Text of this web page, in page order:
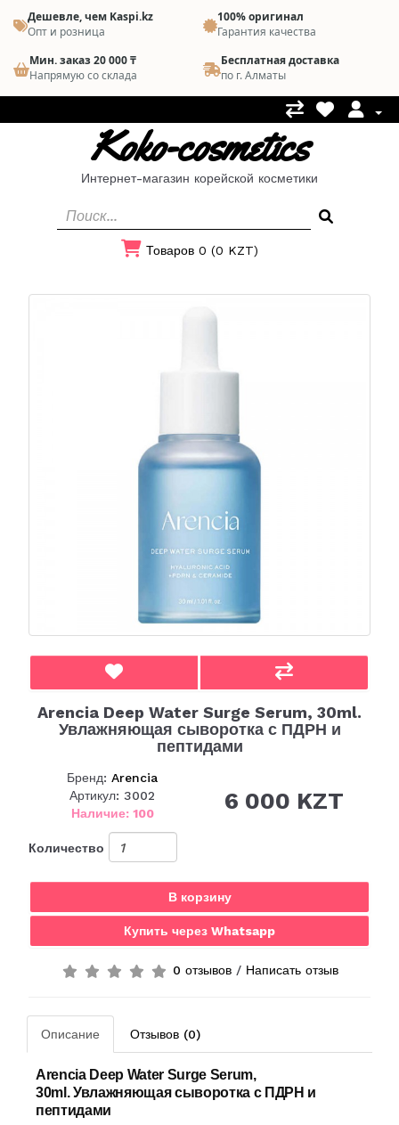
Дешевле, чем Kaspi.kz
Опт и розница
100% оригинал
Гарантия качества
Мин. заказ 20 000 ₸
Напрямую со склада
Бесплатная доставка
по г. Алматы
Koko-cosmetics
Интернет-магазин корейской косметики
Товаров 0 (0 KZT)
Arencia Deep Water Surge Serum, 30ml.
Увлажняющая сыворотка с ПДРН и
пептидами
Бренд:Arencia
Артикул: 3002
Наличие: 100
6 000 KZT
Количество
В корзину
Купить через Whatsapp
0 отзывов/ Написать отзыв
Описание Отзывов (0)
Arencia Deep Water Surge Serum,
30ml.Увлажняющая сыворотка с ПДРН и
пептидами